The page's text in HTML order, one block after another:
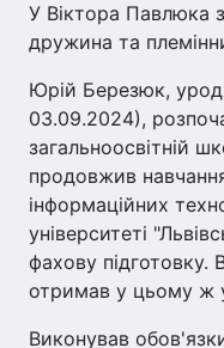
У Віктора Павлюка
дружина та
Юрій Березюк,
03.09.2024),
загальноосвітній
продовжив
інформаційних
університеті
фахову
отримав у цьому ж
Виконував